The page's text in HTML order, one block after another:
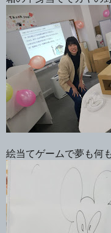
絵当てゲームで夢も何